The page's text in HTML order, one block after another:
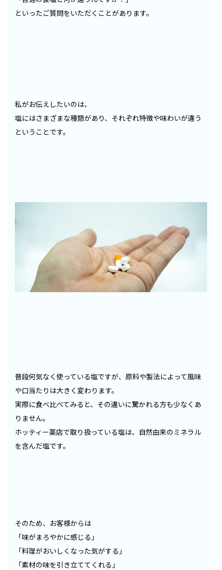
といったご質問をいただくことがあります。
私がお伝えしたいのは、
塩にはさまざまな種類があり、それぞれ特徴や味わいが違う
ということです。
普段何気なく使っている塩ですが、原料や製法によって風味
や口当たりは大きく変わります。
実際に食べ比べてみると、その違いに驚かれる方も少なくあ
りません。
ホッティー薬店で取り扱っている塩は、自然由来のミネラル
を含んだ塩です。
そのため、お客様からは
「味がまろやかに感じる」
「料理がおいしくなった気がする」
「素材の味を引き立ててくれる」